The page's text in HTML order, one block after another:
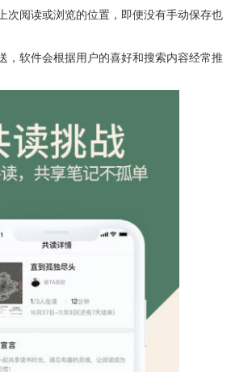
次阅读或浏览的位置，即便没有手动保存也
，软件会根据用户的喜好和搜索内容经常推